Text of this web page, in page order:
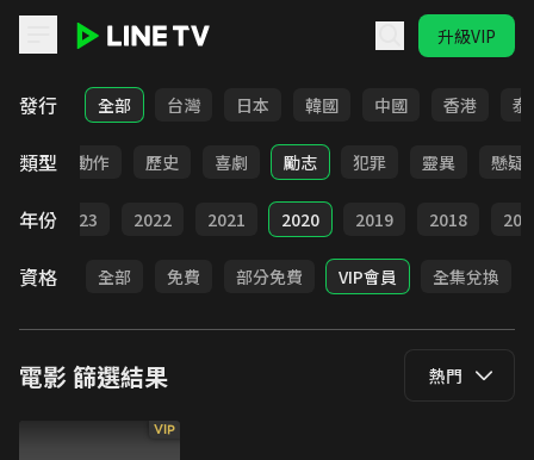
升級VIP
LINE TV - 電影
發行 全部 台灣 日本 韓國 中國 香港 泰
類型
驚悚 動作 歷史 喜劇 勵志 犯罪 靈異 懸疑
年份 2023 2022 2021 2020 2019 2018
資格 全部 免費 部分免費 VIP會員 全集兌換
電影篩選結果 熱門
VIP